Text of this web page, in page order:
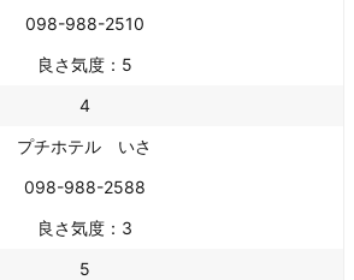
098-988-2510
良さ気度：5
4
プチホテル いさ
098-988-2588
良さ気度：3
5